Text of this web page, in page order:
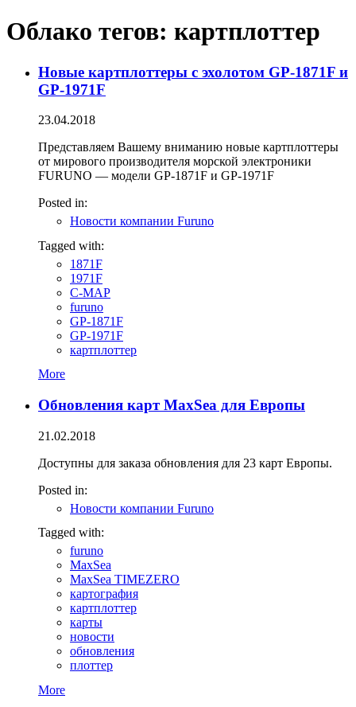
Облако тегов: картплоттер
Новые картплоттеры с эхолотом GP-1871F и
GP-1971F
23.04.2018
Представляем Вашему вниманию новые картплоттеры
от мирового производителя морской электроники
FURUNO — модели GP-1871F и GP-1971F
Posted in:
Новости компании Furuno
Tagged with:
1871F
1971F
C-MAP
furuno
GP-1871F
GP-1971F
картплоттер
More
Обновления карт MaxSea для Европы
21.02.2018
Доступны для заказа обновления для 23 карт Европы.
Posted in:
Новости компании Furuno
Tagged with:
furuno
MaxSea
MaxSea TIMEZERO
картография
картплоттер
карты
новости
обновления
плоттер
More